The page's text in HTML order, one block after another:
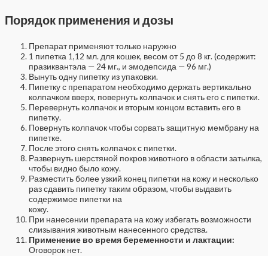
Порядок применения и дозы
Препарат применяют только наружно
1 пипетка 1,12 мл. для кошек, весом от 5 до 8 кг. (содержит:
празиквантэла — 24 мг., и эмодепсида — 96 мг.)
Вынуть одну пипетку из упаковки.
Пипетку с препаратом необходимо держать вертикально
колпачком вверх, повернуть колпачок и снять его с пипетки.
Перевернуть колпачок и вторым концом вставить его в
пипетку.
Повернуть колпачок чтобы сорвать защитную мембрану на
пипетке.
После этого снять колпачок с пипетки.
Развернуть шерстяной покров животного в области затылка,
чтобы видно было кожу.
Разместить более узкий конец пипетки на кожу и несколько
раз сдавить пипетку таким образом, чтобы выдавить
содержимое пипетки на
кожу.
При нанесении препарата на кожу избегать возможности
слизывания животным нанесенного средства.
Применение во время беременности и лактации:
Оговорок нет.